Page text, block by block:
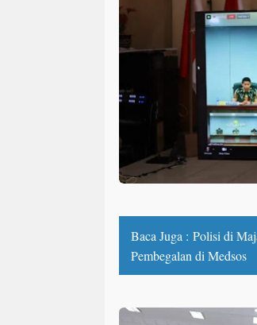
Baca Juga : Polisi di
Pembegalan di Medsos